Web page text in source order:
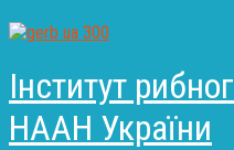
Інститут
НААН України